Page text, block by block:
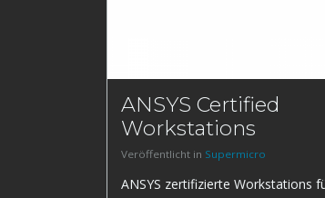
ANSYS Certified
Workstations
Veröffentlicht in Supermicro
ANSYS zertifizierte Workstations